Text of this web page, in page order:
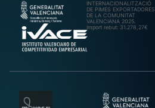
INTERNACIONALITZACIÓ
DE PIMES EXPORTADORES
DE LA COMUNITAT
VALENCIANA 2025.
Import rebut: 31.278,27€